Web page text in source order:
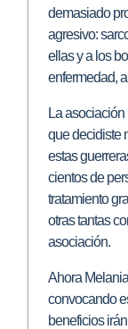
demasiado
agresivo:
ellas y a los
enfermedad,
La
que decidiste
estas
cientos de
tratamiento
otras tantas
asociación.
Ahora
convocando
beneficios